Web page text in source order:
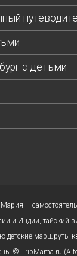
с детьми
—
и Индии, тайский
детские маршруты-
©TripMama.ru